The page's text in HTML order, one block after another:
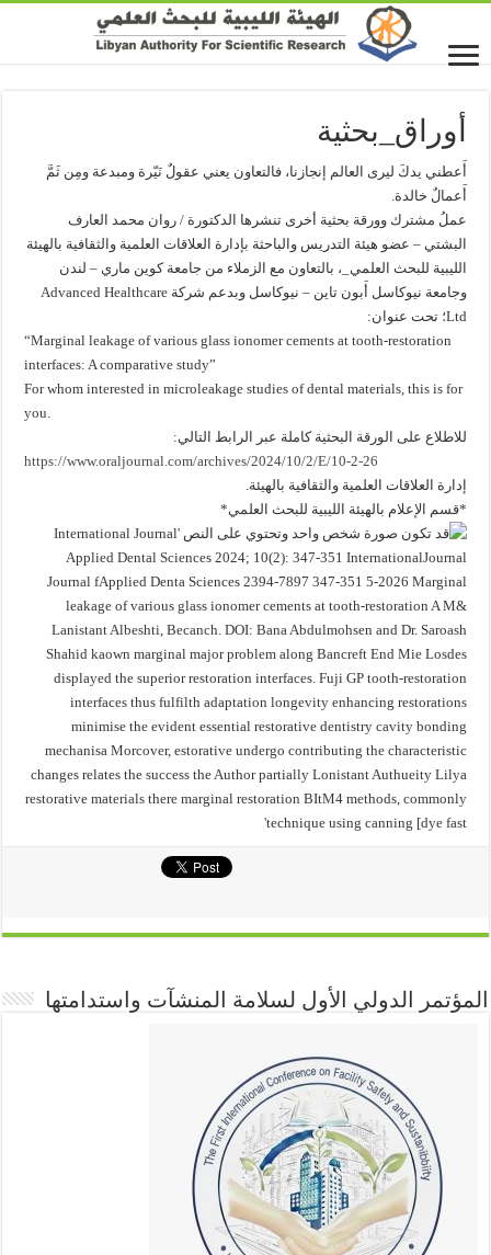
أوراق_بحثية
أَعطني يدكَ ليرى العالم إنجازنا، فالتعاون يعني عقولٌ نَيّرة ومبدعة ومِن ثَمَّ
أَعمالٌ خالدة.
عملُ مشترك وورقة بحثية أخرى تنشرها الدكتورة / روان محمد العارف
البشتي – عضو هيئة التدريس والباحثة بإدارة العلاقات العلمية والثقافية بالهيئة
الليبية للبحث العلمي_، بالتعاون مع الزملاء من جامعة كوين ماري – لندن
وجامعة نيوكاسل أَبون تاين – نيوكاسل وبدعم شركة Advanced Healthcare
Ltd؛ تحت عنوان:
“Marginal leakage of various glass ionomer cements at tooth-restoration
interfaces: A comparative study”
For whom interested in microleakage studies of dental materials, this is for
you.
للاطلاع على الورقة البحثية كاملة عبر الرابط التالي:
https://www.oraljournal.com/archives/2024/10/2/E/10-2-26
إدارة العلاقات العلمية والثقافية بالهيئة.
*قسم الإعلام بالهيئة الليبية للبحث العلمي*
المؤتمر الدولي الأول لسلامة المنشآت واستدامتها